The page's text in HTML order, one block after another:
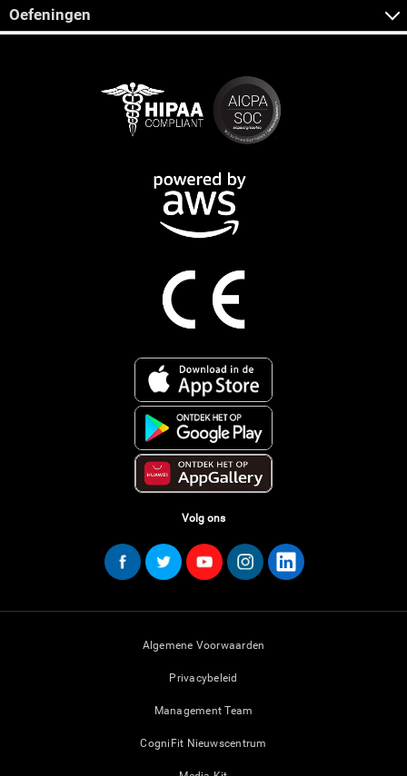
Oefeningen
Volg ons
Algemene Voorwaarden
Privacybeleid
Management Team
CogniFit Nieuwscentrum